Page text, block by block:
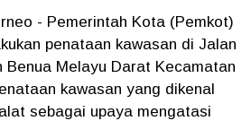
- Pemerintah Kota (Pemkot)
penataan kawasan di Jalan
Benua Melayu Darat Kecamatan
kawasan yang dikenal
sebagai upaya mengatasi